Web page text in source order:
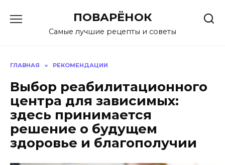
содержанию
ПОВАРЁНОК
Самые лучшие рецепты и советы
ГЛАВНАЯ » РЕКОМЕНДАЦИИ
Выбор реабилитационного
центра для зависимых:
здесь принимается
решение о будущем
здоровье и благополучии